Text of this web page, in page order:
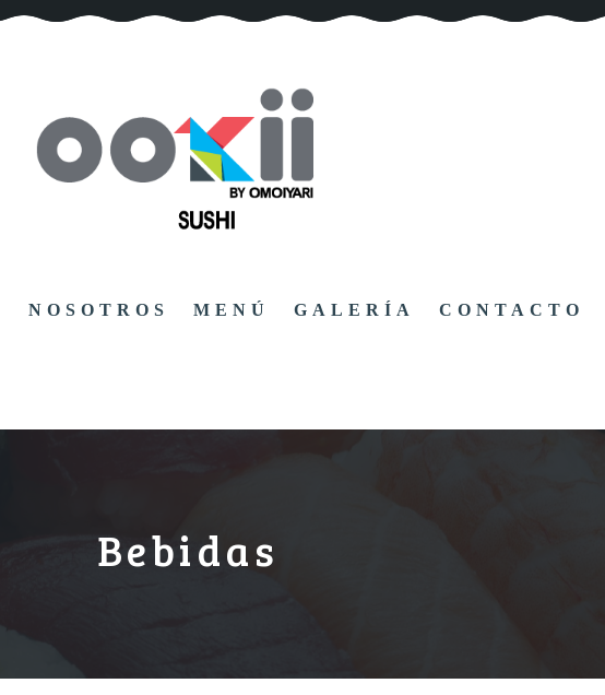
NOSOTROS MENÚ GALERÍA CONTACTO
Bebidas